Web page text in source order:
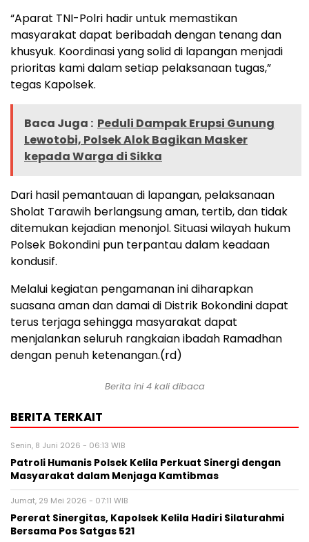
“Aparat TNI-Polri hadir untuk memastikan
masyarakat dapat beribadah dengan tenang dan
khusyuk. Koordinasi yang solid di lapangan menjadi
prioritas kami dalam setiap pelaksanaan tugas,”
tegas Kapolsek.
Baca Juga : Peduli Dampak Erupsi Gunung
Lewotobi, Polsek Alok Bagikan Masker
kepada Warga di Sikka
Dari hasil pemantauan di lapangan, pelaksanaan
Sholat Tarawih berlangsung aman, tertib, dan tidak
ditemukan kejadian menonjol. Situasi wilayah hukum
Polsek Bokondini pun terpantau dalam keadaan
kondusif.
Melalui kegiatan pengamanan ini diharapkan
suasana aman dan damai di Distrik Bokondini dapat
terus terjaga sehingga masyarakat dapat
menjalankan seluruh rangkaian ibadah Ramadhan
dengan penuh ketenangan.(rd)
Berita ini 4 kali dibaca
BERITA TERKAIT
Senin, 8 Juni 2026 - 06:13 WIB
Patroli Humanis Polsek Kelila Perkuat Sinergi dengan
Masyarakat dalam Menjaga Kamtibmas
Jumat, 29 Mei 2026 - 07:11 WIB
Pererat Sinergitas, Kapolsek Kelila Hadiri Silaturahmi
Bersama Pos Satgas 521